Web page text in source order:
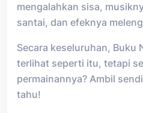
mengalahkan sisa,
santai, dan efeknya
Secara keseluruhan, Buku
terlihat seperti itu, tetapi
permainannya? Ambil
tahu!